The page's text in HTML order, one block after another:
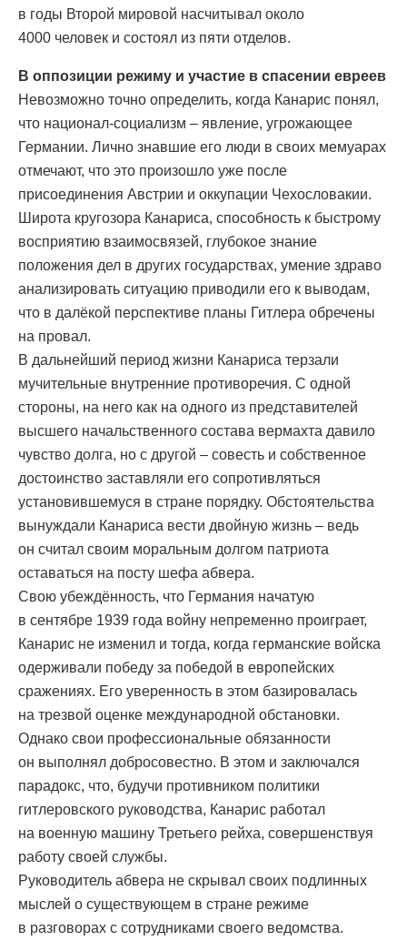
в годы Второй мировой насчитывал около
4000 человек и состоял из пяти отделов.
В оппозиции режиму и участие в спасении евреев
Невозможно точно определить, когда Канарис понял,
что национал-социализм – явление, угрожающее
Германии. Лично знавшие его люди в своих мемуарах
отмечают, что это произошло уже после
присоединения Австрии и оккупации Чехословакии.
Широта кругозора Канариса, способность к быстрому
восприятию взаимосвязей, глубокое знание
положения дел в других государствах, умение здраво
анализировать ситуацию приводили его к выводам,
что в далёкой перспективе планы Гитлера обречены
на провал.
В дальнейший период жизни Канариса терзали
мучительные внутренние противоречия. С одной
стороны, на него как на одного из представителей
высшего начальственного состава вермахта давило
чувство долга, но с другой – совесть и собственное
достоинство заставляли его сопротивляться
установившемуся в стране порядку. Обстоятельства
вынуждали Канариса вести двойную жизнь – ведь
он считал своим моральным долгом патриота
оставаться на посту шефа абвера.
Свою убеждённость, что Германия начатую
в сентябре 1939 года войну непременно проиграет,
Канарис не изменил и тогда, когда германские войска
одерживали победу за победой в европейских
сражениях. Его уверенность в этом базировалась
на трезвой оценке международной обстановки.
Однако свои профессиональные обязанности
он выполнял добросовестно. В этом и заключался
парадокс, что, будучи противником политики
гитлеровского руководства, Канарис работал
на военную машину Третьего рейха, совершенствуя
работу своей службы.
Руководитель абвера не скрывал своих подлинных
мыслей о существующем в стране режиме
в разговорах с сотрудниками своего ведомства.